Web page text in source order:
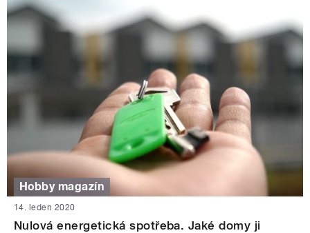
Hobby magazín
14. leden 2020
Nulová energetická spotřeba. Jaké domy ji